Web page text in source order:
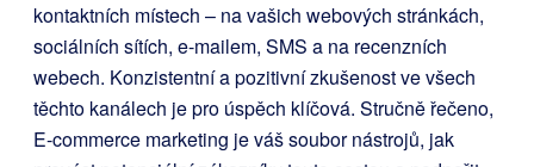
kontaktních místech – na vašich webových stránkách,
sociálních sítích, e-mailem, SMS a na recenzních
webech. Konzistentní a pozitivní zkušenost ve všech
těchto kanálech je pro úspěch klíčová. Stručně řečeno,
E-commerce marketing je váš soubor nástrojů, jak